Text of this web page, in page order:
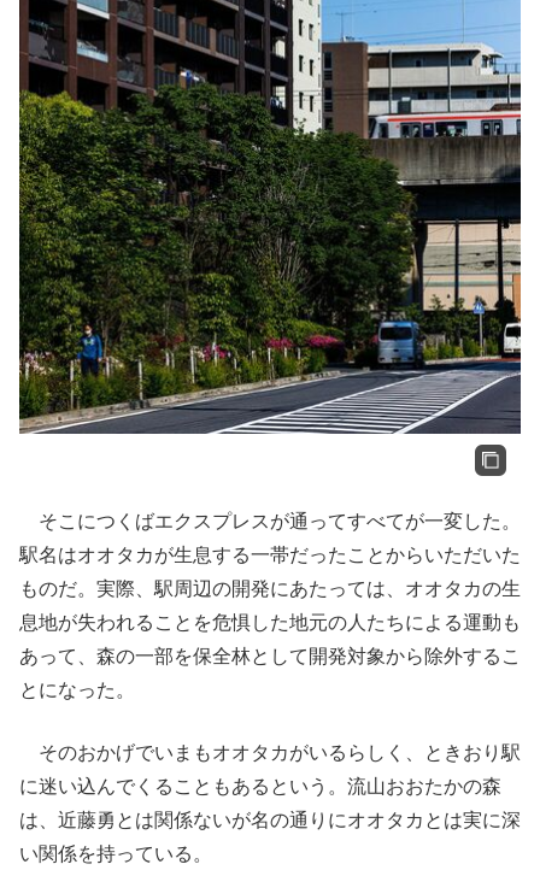
そこにつくばエクスプレスが通ってすべてが一変した。
駅名はオオタカが生息する一帯だったことからいただいた
ものだ。実際、駅周辺の開発にあたっては、オオタカの生
息地が失われることを危惧した地元の人たちによる運動も
あって、森の一部を保全林として開発対象から除外するこ
とになった。
そのおかげでいまもオオタカがいるらしく、ときおり駅
に迷い込んでくることもあるという。流山おおたかの森
は、近藤勇とは関係ないが名の通りにオオタカとは実に深
い関係を持っている。